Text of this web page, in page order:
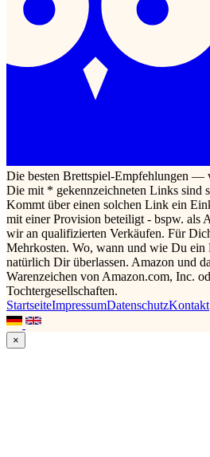
Die besten Brettspiel-Empfehlungen —
Die mit * gekennzeichneten Links sind
Kommt über einen solchen Link ein
mit einer Provision beteiligt - bspw. als
wir an qualifizierten Verkäufen. Für
Mehrkosten. Wo, wann und wie Du ein
natürlich Dir überlassen. Amazon und
Warenzeichen von Amazon.com, Inc.
Tochtergesellschaften.
StartseiteImpressumDatenschutzKontakt
×